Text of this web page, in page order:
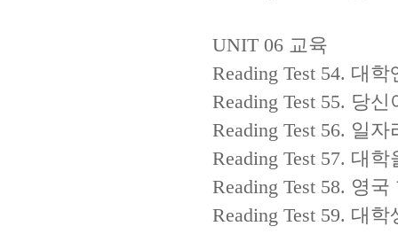
UNIT 06 교육
Reading Test 54. 대학
Reading Test 55. 당신
Reading Test 56. 일자
Reading Test 57. 대학
Reading Test 58. 영국
Reading Test 59. 대학